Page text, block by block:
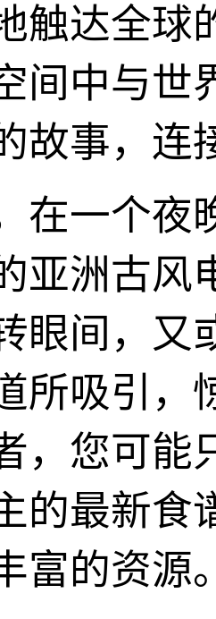
触达全球
间中与世
故事，连
在一个夜
亚洲古风
眼间，又
所吸引，
，您可能
的最新食
富的资源